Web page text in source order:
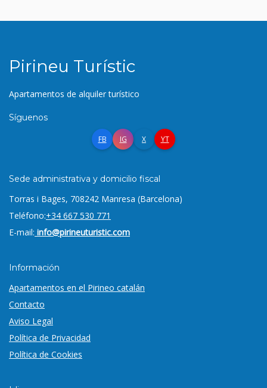
Pirineu Turístic
Apartamentos de alquiler turístico
Síguenos
FB IG X YT
Sede administrativa y domicilio fiscal
Torras i Bages, 708242 Manresa (Barcelona)
Teléfono:+34 667 530 771
E-mail: info@pirineuturistic.com
Información
Apartamentos en el Pirineo catalán
Contacto
Aviso Legal
Política de Privacidad
Política de Cookies